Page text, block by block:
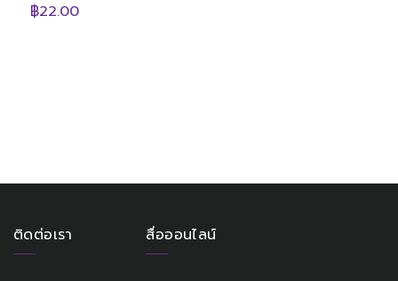
฿22.00
ติดต่อเรา สื่อออนไลน์